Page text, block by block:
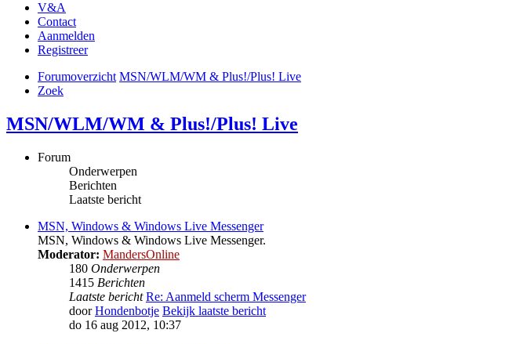
V&A
Contact
Aanmelden
Registreer
Forumoverzicht MSN/WLM/WM & Plus!/Plus! Live
Zoek
MSN/WLM/WM & Plus!/Plus! Live
Forum
Onderwerpen
Berichten
Laatste bericht
MSN, Windows & Windows Live Messenger
MSN, Windows & Windows Live Messenger.
Moderator: MandersOnline
180 Onderwerpen
1415 Berichten
Laatste bericht Re: Aanmeld scherm Messenger
doorHondenbotje Bekijk laatste bericht
do 16 aug 2012, 10:37